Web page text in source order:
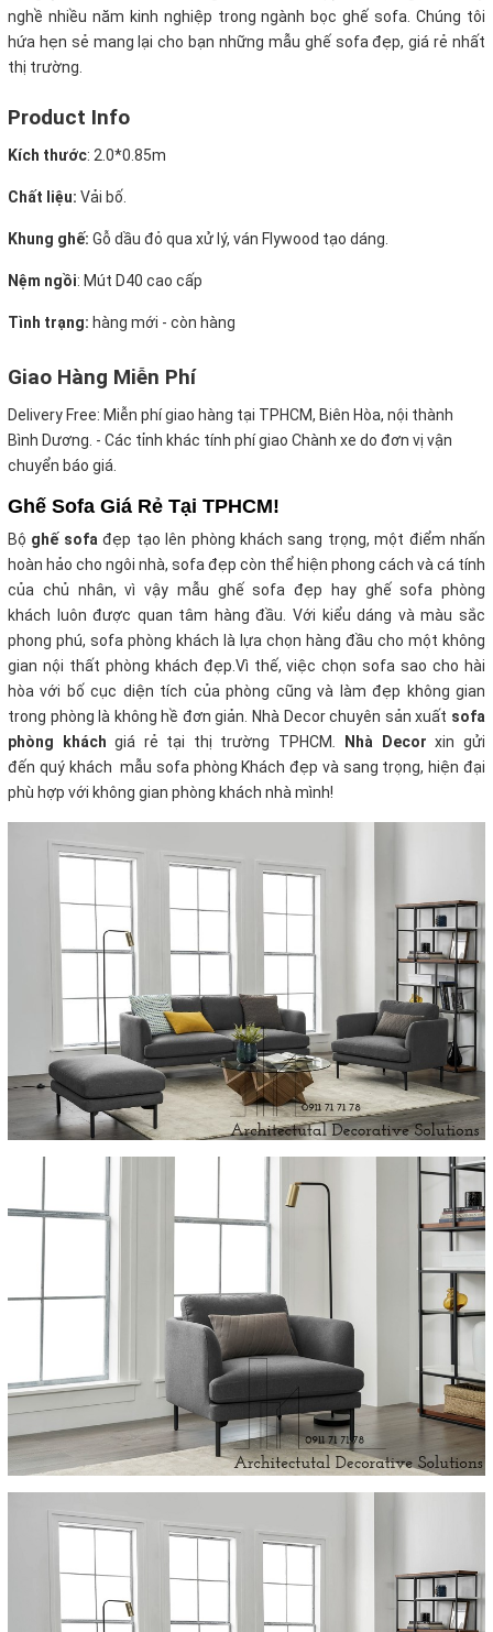
nghề nhiều năm kinh nghiệp trong ngành bọc ghế sofa. Chúng tôi
hứa hẹn sẻ mang lại cho bạn những mẫu ghế sofa đẹp, giá rẻ nhất
thị trường.
Product Info
Kích thước: 2.0*0.85m
Chất liệu: Vải bố.
Khung ghế: Gỗ dầu đỏ qua xử lý, ván Flywood tạo dáng.
Nệm ngồi: Mút D40 cao cấp
Tình trạng: hàng mới - còn hàng
Giao Hàng Miễn Phí
Delivery Free: Miễn phí giao hàng tại TPHCM, Biên Hòa, nội thành
Bình Dương. - Các tỉnh khác tính phí giao Chành xe do đơn vị vận
chuyển báo giá.
Ghế Sofa Giá Rẻ Tại TPHCM!
Bộ ghế sofađẹp tạo lên phòng khách sang trọng, một điểm nhấn
hoàn hảo cho ngôi nhà, sofa đẹp còn thể hiện phong cách và cá tính
của chủ nhân, vì vậy mẫu ghế sofa đẹp hay ghế sofa phòng
khách luôn được quan tâm hàng đầu. Với kiểu dáng và màu sắc
phong phú, sofa phòng khách là lựa chọn hàng đầu cho một không
gian nội thất phòng khách đẹp.Vì thế, việc chọn sofa sao cho hài
hòa với bố cục diện tích của phòng cũng và làm đẹp không gian
trong phòng là không hề đơn giản. Nhà Decor chuyên sản xuất sofa
phòng khách giá rẻ tại thị trường TPHCM. Nhà Decor xin gửi
đến quý khách mẫu sofa phòng Khách đẹp và sang trọng, hiện đại
phù hợp với không gian phòng khách nhà mình!